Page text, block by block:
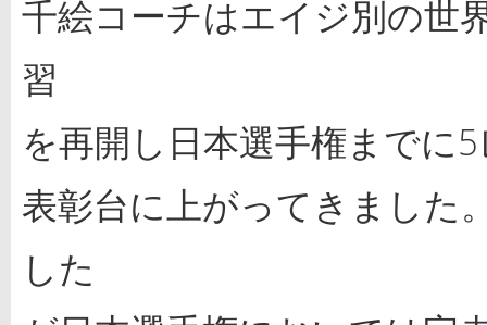
千絵コーチはエイジ別の世
習
を再開し日本選手権までに
表彰台に上がってきました
した